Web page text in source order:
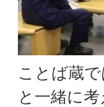
ことば蔵
と一緒に